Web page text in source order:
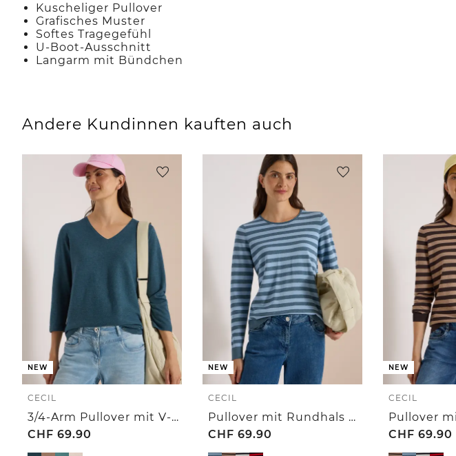
Kuscheliger Pullover
Grafisches Muster
Softes Tragegefühl
U-Boot-Ausschnitt
Langarm mit Bündchen
Andere Kundinnen kauften auch
NEW
CECIL
3/4-Arm Pullover mit V-Neck und Strukturfront
CHF 69.90
NEW
CECIL
Pullover mit Rundhals und Streifen
CHF 69.90
NEW
CECIL
CHF 69.90